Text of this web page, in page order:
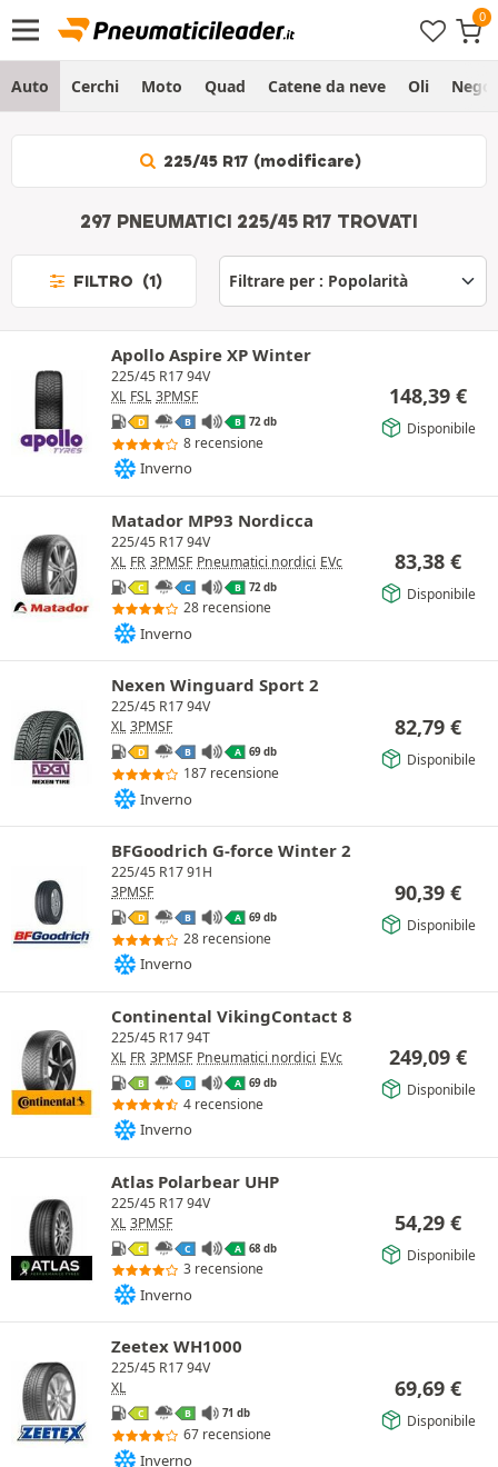
Auto Cerchi Moto Quad Catene da neve Oli
225/45 R17 (modificare)
297 PNEUMATICI 225/45 R17 TROVATI
FILTRO (1)
Apollo Aspire XP Winter
225/45 R17 94V
XL FSL 3PMSF
D B B 72 db
8 recensione
Inverno
148,39 €
Disponibile
Matador MP93 Nordicca
225/45 R17 94V
XL FR 3PMSF Pneumatici nordici EVc
C C B 72 db
28 recensione
Inverno
83,38 €
Disponibile
Nexen Winguard Sport 2
225/45 R17 94V
XL 3PMSF
D B A 69 db
187 recensione
Inverno
82,79 €
Disponibile
BFGoodrich G-force Winter 2
225/45 R17 91H
3PMSF
D B A 69 db
28 recensione
Inverno
90,39 €
Disponibile
Continental VikingContact 8
225/45 R17 94T
XL FR 3PMSF Pneumatici nordici EVc
B D A 69 db
4 recensione
Inverno
249,09 €
Disponibile
Atlas Polarbear UHP
225/45 R17 94V
XL 3PMSF
C C A 68 db
3 recensione
Inverno
54,29 €
Disponibile
Zeetex WH1000
225/45 R17 94V
XL
C B 71 db
67 recensione
Inverno
69,69 €
Disponibile